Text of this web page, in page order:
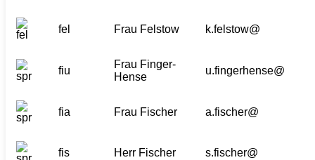
fel Frau Felstow k.felstow@
fiu
Frau Finger-
Hense
u.fingerhense@
fia Frau Fischer a.fischer@
fis Herr Fischer s.fischer@